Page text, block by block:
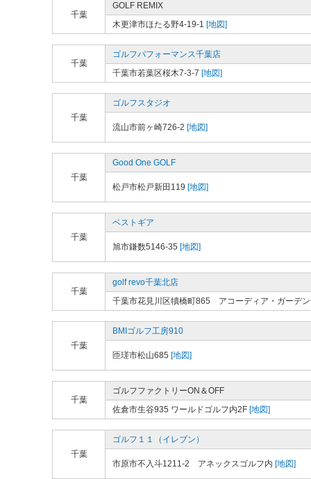
千葉
GOLF REMIX
木更津市ほたる野4-19-1 [地図]
千葉
ゴルフパフォーマンス千葉店
千葉市若葉区桜木7-3-7 [地図]
千葉
ゴルフスタジオ
流山市前ヶ崎726-2 [地図]
千葉
Good One GOLF
松戸市松戸新田119 [地図]
千葉
ベストギア
旭市鎌数5146-35 [地図]
千葉
golf revo千葉北店
千葉市花見川区犢橋町865 アコーディア・ガーデ
千葉
BMIゴルフ工房910
匝瑳市松山685 [地図]
千葉
ゴルフファクトリーON＆OFF
佐倉市生谷935 ワールドゴルフ内2F [地図]
千葉
ゴルフ１１（イレブン）
市原市不入斗1211-2 アネックスゴルフ内 [地図]